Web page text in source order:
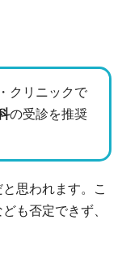
クリニックで
の受診を推奨
思われます。こ
も否定できず、